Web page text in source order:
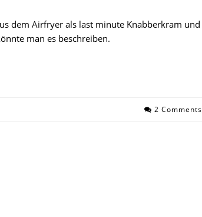
dem Airfryer als last minute Knabberkram und
man es beschreiben.
2 Comments